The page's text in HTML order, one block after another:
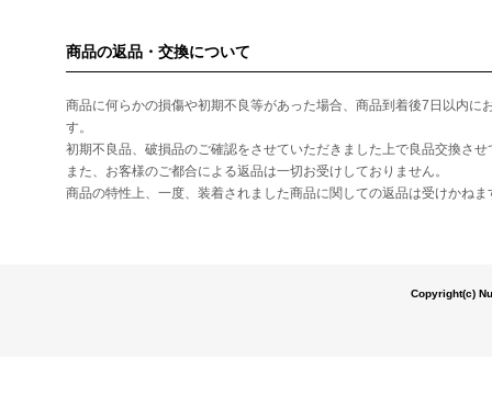
商品の返品・交換について
商品に何らかの損傷や初期不良等があった場合、商品到着後7日以内に
す。
初期不良品、破損品のご確認をさせていただきました上で良品交換さ
また、お客様のご都合による返品は一切お受けしておりません。
商品の特性上、一度、装着されました商品に関しての返品は受けかね
Copyright(c)